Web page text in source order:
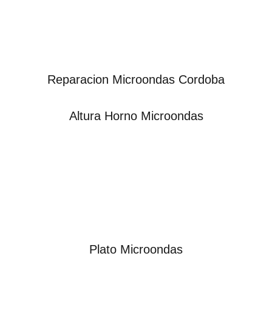
Reparacion Microondas Cordoba
Altura Horno Microondas
Plato Microondas